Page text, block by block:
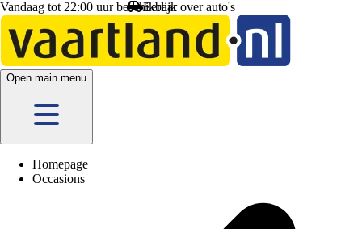
Vandaag tot 22:00 uur beschikbaar
Open main menu
Homepage
Occasions